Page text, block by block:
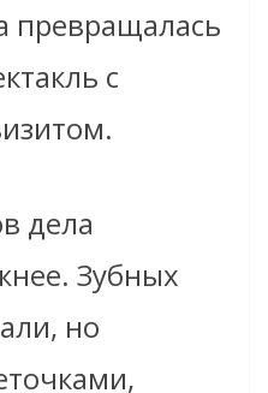
превращалась
с
дела
Зубных
но